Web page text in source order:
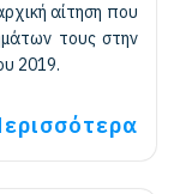
αίτηση που
τους στην
2019.